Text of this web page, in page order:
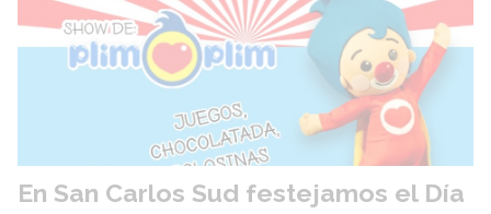
En San Carlos Sud festejamos el Día